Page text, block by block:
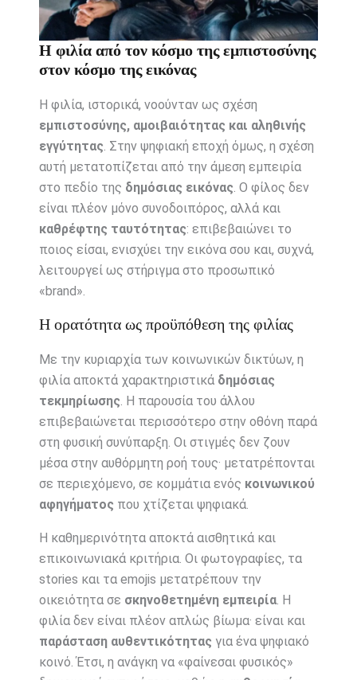
Η φιλία από τον κόσμο της εμπιστοσύνης
στον κόσμο της εικόνας
Η φιλία, ιστορικά, νοούνταν ως σχέση
εμπιστοσύνης, αμοιβαιότητας και αληθινής
εγγύτητας. Στην ψηφιακή εποχή όμως, η σχέση
αυτή μετατοπίζεται από την άμεση εμπειρία
στο πεδίο της δημόσιας εικόνας. Ο φίλος δεν
είναι πλέον μόνο συνοδοιπόρος, αλλά και
καθρέφτης ταυτότητας: επιβεβαιώνει το
ποιος είσαι, ενισχύει την εικόνα σου και, συχνά,
λειτουργεί ως στήριγμα στο προσωπικό
«brand».
Η ορατότητα ως προϋπόθεση της φιλίας
Με την κυριαρχία των κοινωνικών δικτύων, η
φιλία αποκτά χαρακτηριστικά δημόσιας
τεκμηρίωσης. Η παρουσία του άλλου
επιβεβαιώνεται περισσότερο στην οθόνη παρά
στη φυσική συνύπαρξη. Οι στιγμές δεν ζουν
μέσα στην αυθόρμητη ροή τους· μετατρέπονται
σε περιεχόμενο, σε κομμάτια ενός κοινωνικού
αφηγήματος που χτίζεται ψηφιακά.
Η καθημερινότητα αποκτά αισθητικά και
επικοινωνιακά κριτήρια. Οι φωτογραφίες, τα
stories και τα emojis μετατρέπουν την
οικειότητα σε σκηνοθετημένη εμπειρία. Η
φιλία δεν είναι πλέον απλώς βίωμα· είναι και
παράσταση αυθεντικότητας για ένα ψηφιακό
κοινό. Έτσι, η ανάγκη να «φαίνεσαι φυσικός»